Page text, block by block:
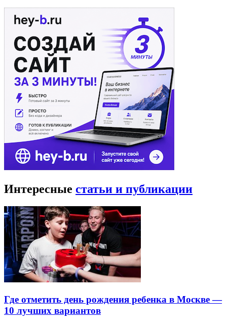
Интересные статьи и публикации
Где отметить день рождения ребенка в Москве —
10 лучших вариантов